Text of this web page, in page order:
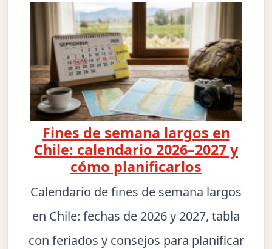
Fines de semana largos en
Chile: calendario 2026–2027 y
cómo planificarlos
Calendario de fines de semana largos
en Chile: fechas de 2026 y 2027, tabla
con feriados y consejos para planificar